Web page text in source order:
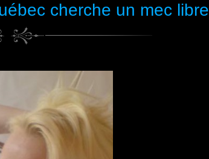
cherche un mec libre